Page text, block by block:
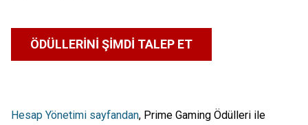
ÖDÜLLERINI ŞIMDI TALEP ET
Hesap Yönetimi sayfandan, Prime Gaming Ödülleri ile